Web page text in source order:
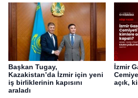
Başkan Tugay,
Kazakistan’da İzmir için yeni
iş birliklerinin kapısını
araladı
İzmir
açık,